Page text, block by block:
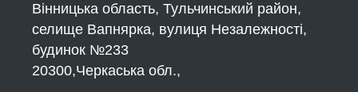
Вінницька область, Тульчинський район,
селище Вапнярка, вулиця Незалежності,
будинок №233
20300,Черкаська обл.,